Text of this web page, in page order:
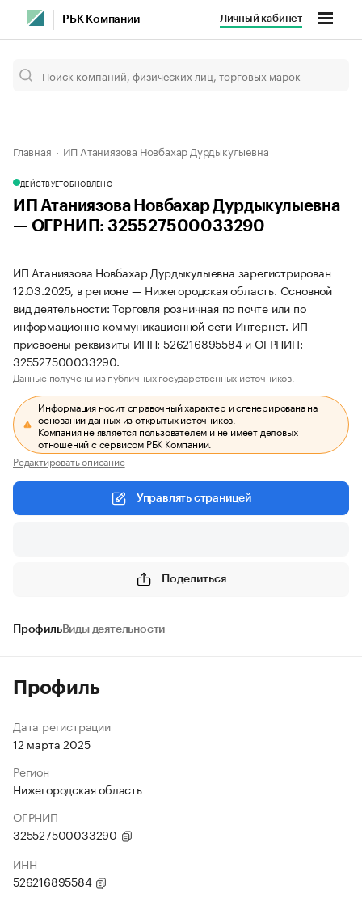
РБК Компании Личный кабинет
Главная ИП Атаниязова Новбахар Дурдыкулыевна
ДЕЙСТВУЕТОБНОВЛЕНО
ИП Атаниязова Новбахар Дурдыкулыевна
— ОГРНИП: 325527500033290
ИП Атаниязова Новбахар Дурдыкулыевна зарегистрирован
12.03.2025, в регионе — Нижегородская область. Основной
вид деятельности: Торговля розничная по почте или по
информационно-коммуникационной сети Интернет. ИП
присвоены реквизиты ИНН: 526216895584 и ОГРНИП:
325527500033290.
Данные получены из публичных государственных источников.
Информация носит справочный характер и сгенерирована на
основании данных из открытых источников.
Компания не является пользователем и не имеет деловых
отношений с сервисом РБК Компании.
Редактировать описание
Управлять страницей
Поделиться
ПрофильВиды деятельности
Профиль
Дата регистрации
12 марта 2025
Регион
Нижегородская область
ОГРНИП
325527500033290
ИНН
526216895584